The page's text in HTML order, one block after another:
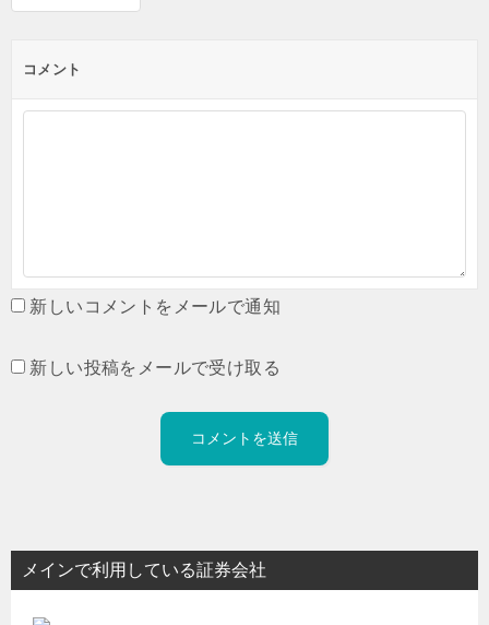
コメント
新しいコメントをメールで通知
新しい投稿をメールで受け取る
メインで利用している証券会社